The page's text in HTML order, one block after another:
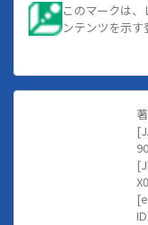
このマークは
ンテンツを示す